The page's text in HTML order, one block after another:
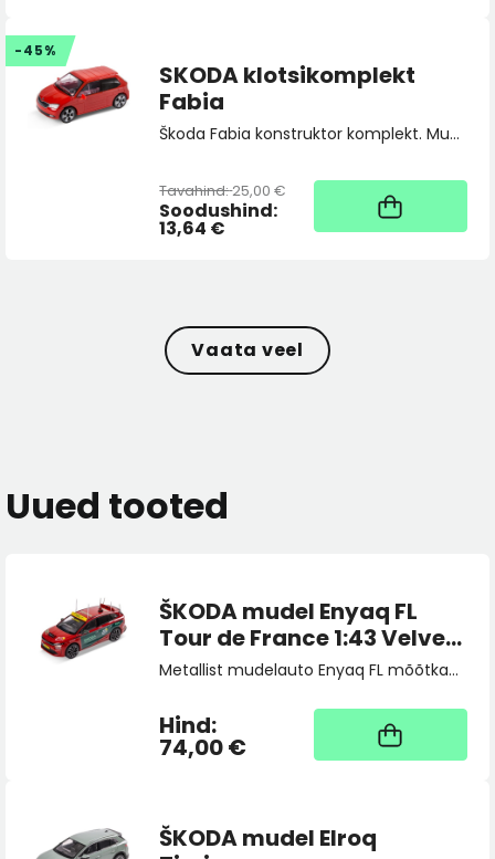
-45%
SKODA klotsikomplekt
Fabia
Škoda Fabia konstruktor komplekt. Mudel mõõtkavas 1:35. Ei sobi alla 3-aastastele lastele. Materjal : ABS plast Värv : punane Mõõdud : pikkus 11cm, laius 6,5cm ja kõrgus 4cm
Tavahind:25,00 €
Soodushind:
13,64 €
Vaata veel
Uued tooted
ŠKODA mudel Enyaq FL
Tour de France 1:43 Velvet
Red
Metallist mudelauto Enyaq FL mõõtkavas 1:43.
Hind:
74,00 €
Kaup tootja laos, tarne
üldjuhul 4 tööpäeva
ŠKODA mudel Elroq